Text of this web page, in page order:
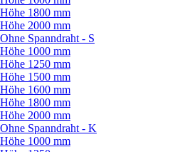
Höhe 1800 mm
Höhe 2000 mm
Ohne Spanndraht - S
Höhe 1000 mm
Höhe 1250 mm
Höhe 1500 mm
Höhe 1600 mm
Höhe 1800 mm
Höhe 2000 mm
Ohne Spanndraht - K
Höhe 1000 mm